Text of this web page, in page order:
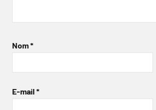
Nom*
E-mail *